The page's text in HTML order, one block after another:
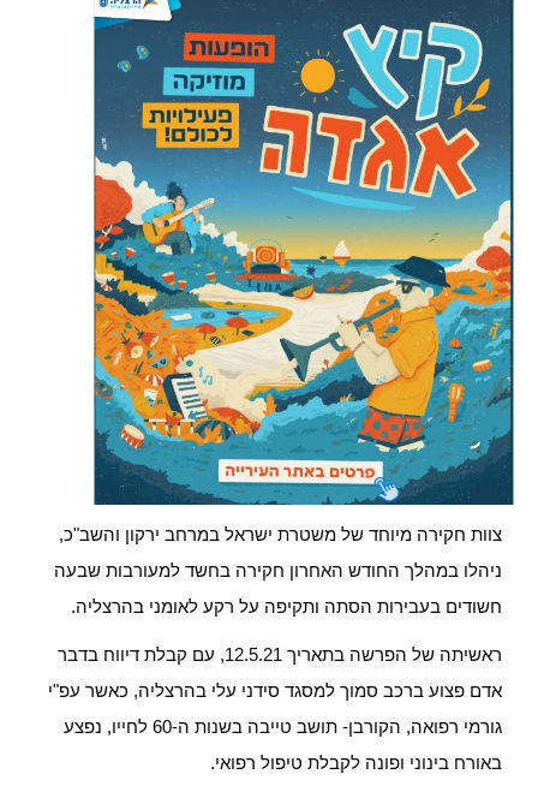
צוות חקירה מיוחד של משטרת ישראל במרחב ירקון והשב"כ,
ניהלו במהלך החודש האחרון חקירה בחשד למעורבות שבעה
חשודים בעבירות הסתה ותקיפה על רקע לאומני בהרצליה.
ראשיתה של הפרשה בתאריך 12.5.21, עם קבלת דיווח בדבר
אדם פצוע ברכב סמוך למסגד סידני עלי בהרצליה, כאשר עפ"י
גורמי רפואה, הקורבן- תושב טייבה בשנות ה-60 לחייו, נפצע
באורח בינוני ופונה לקבלת טיפול רפואי.